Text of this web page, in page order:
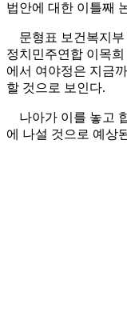
법안에 대한 이틀째
문형표 보건복지부
정치민주연합 이목
에서 여야정은 지금
할 것으로 보인다.
나아가 이를 놓고
에 나설 것으로 예상